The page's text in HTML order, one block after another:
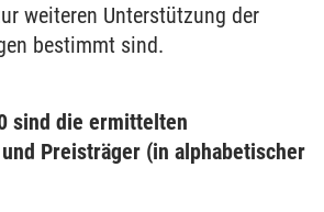
weiteren Unterstützung der
bestimmt sind.
sind die ermittelten
Preisträger (in alphabetischer